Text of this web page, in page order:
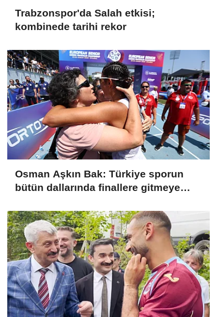
Trabzonspor'da Salah etkisi;
kombinede tarihi rekor
Osman Aşkın Bak: Türkiye sporun
bütün dallarında finallere gitmeye